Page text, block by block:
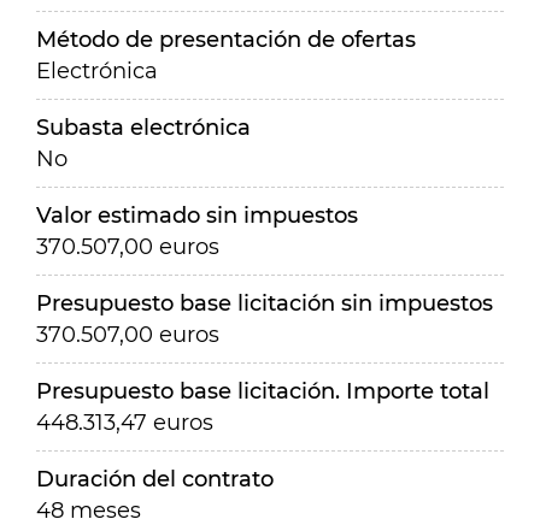
Método de presentación de ofertas
Electrónica
Subasta electrónica
No
Valor estimado sin impuestos
370.507,00 euros
Presupuesto base licitación sin impuestos
370.507,00 euros
Presupuesto base licitación. Importe total
448.313,47 euros
Duración del contrato
48 meses